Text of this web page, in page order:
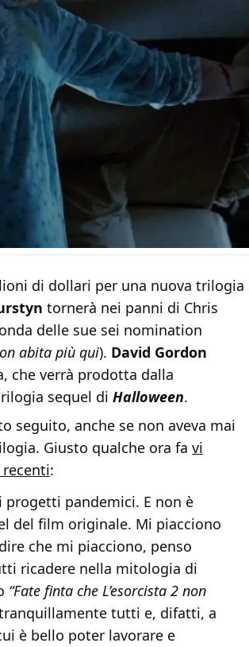
di dollari per una nuova trilogia
tornerà nei panni di Chris
delle sue sei nomination
abita più qui). David Gordon
che verrà prodotta dalla
sequel di Halloween.
seguito, anche se non aveva mai
Giusto qualche ora fa vi
:
progetti pandemici. E non è
del film originale. Mi piacciono
che mi piacciono, penso
ricadere nella mitologia di
“Fate finta che L’esorcista 2 non
tutti e, difatti, a
è bello poter lavorare e